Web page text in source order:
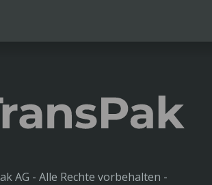
AG - Alle Rechte vorbehalten -